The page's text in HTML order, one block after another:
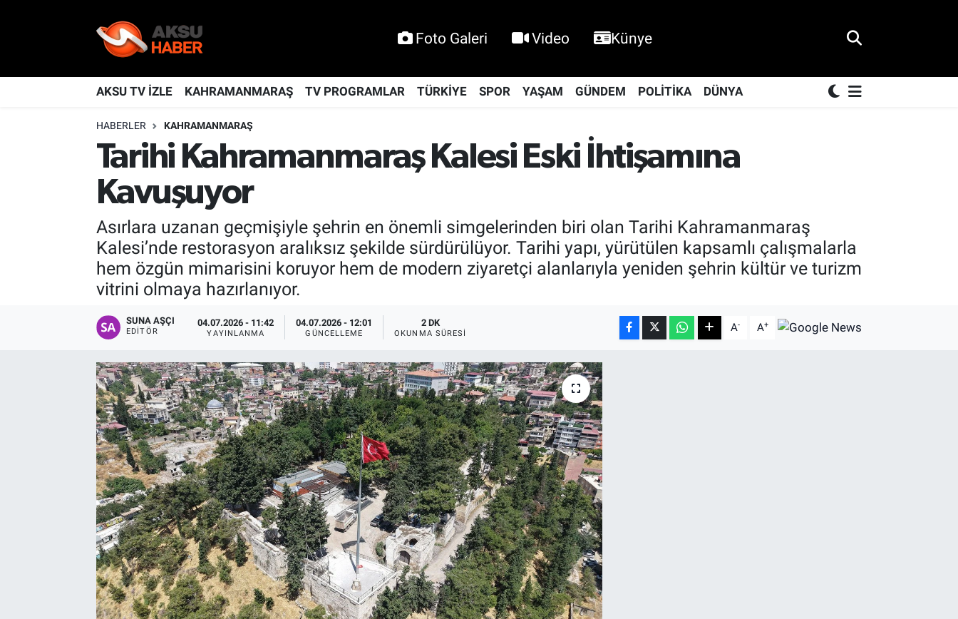
Foto Galeri Video Künye
AKSU TV İZLE KAHRAMANMARAŞ TV PROGRAMLAR TÜRKİYE SPOR YAŞAM GÜNDEM POLİTİKA DÜNYA
HABERLER KAHRAMANMARAŞ
Tarihi Kahramanmaraş Kalesi Eski İhtişamına
Kavuşuyor
Asırlara uzanan geçmişiyle şehrin en önemli simgelerinden biri olan Tarihi Kahramanmaraş
Kalesi’nde restorasyon aralıksız şekilde sürdürülüyor. Tarihi yapı, yürütülen kapsamlı çalışmalarla
hem özgün mimarisini koruyor hem de modern ziyaretçi alanlarıyla yeniden şehrin kültür ve turizm
vitrini olmaya hazırlanıyor.
SUNA AŞÇI
EDITÖR
04.07.2026 - 11:42
YAYINLANMA
04.07.2026 - 12:01
GÜNCELLEME
2 DK
OKUNMA SÜRESI A- A+
KAHRAMANMARAŞ
KÜLTÜR-SANAT
TEKNOLOJİ
Nöbetçi Eczaneler
Hava Durumu
Kahramanmaraş Namaz Vakitleri
Trafik Durumu
TFF 2.Lig Kırmızı Grup Puan Durumu ve Fikstür
Tüm Manşetler
Son Dakika Haberleri